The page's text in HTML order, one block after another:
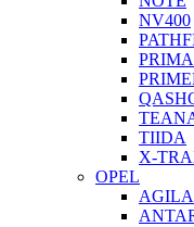
NV400
TIIDA
X-
OPEL
AGILA